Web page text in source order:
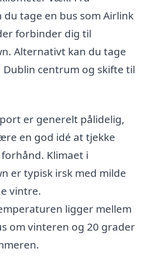
tage en bus som Airlink
forbinder dig til
Alternativt kan du tage
Dublin centrum og skifte til
er generelt pålidelig,
en god idé at tjekke
Klimaet i
er typisk irsk med milde
vintre.
ligger mellem
om vinteren og 20 grader